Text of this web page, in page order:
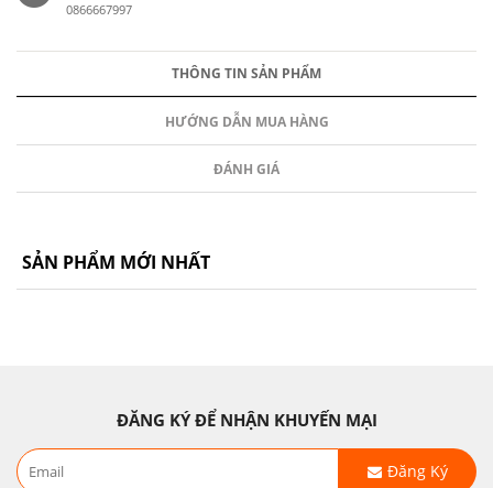
0866667997
THÔNG TIN SẢN PHẨM
HƯỚNG DẪN MUA HÀNG
ĐÁNH GIÁ
SẢN PHẨM MỚI NHẤT
ĐĂNG KÝ ĐỂ NHẬN KHUYẾN MẠI
Đăng Ký